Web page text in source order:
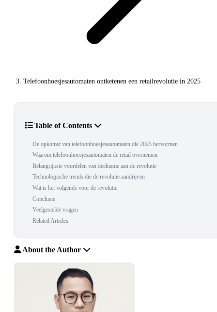
Telefoonhoesjesautomaten ontketenen een retailrevolutie in 2025
Table of Contents
De opkomst van telefoonhoesjesautomaten die 2025 hervormen
Waarom telefoonhoesjesautomaten de retail overnemen
Belangrijkste voordelen van deelname aan de revolutie
Technologische trends die de revolutie aandrijven
Wat is het volgende voor de revolutie
Conclusie
Veelgestelde vragen
Related Articles
About the Author